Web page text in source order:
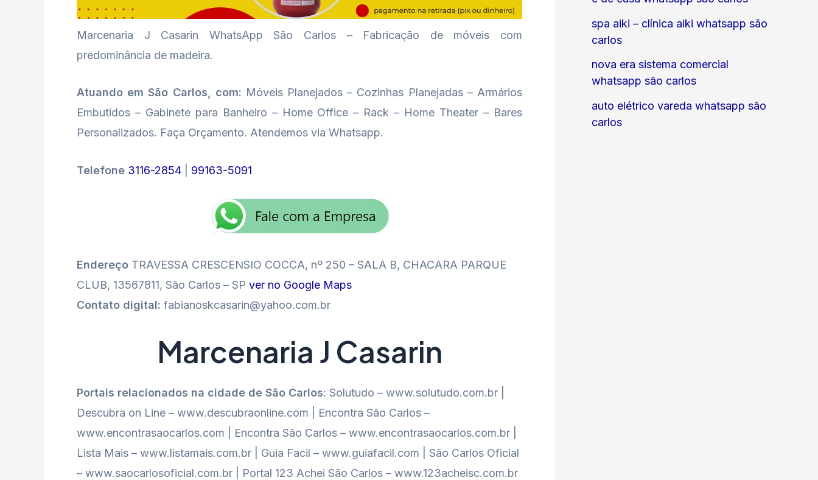
Marcenaria J Casarin WhatsApp São Carlos – Fabricação de móveis com
predominância de madeira.
Atuando em São Carlos, com: Móveis Planejados – Cozinhas Planejadas – Armários
Embutidos – Gabinete para Banheiro – Home Office – Rack – Home Theater – Bares
Personalizados. Faça Orçamento. Atendemos via Whatsapp.
Telefone 3116-2854 99163-5091
Endereço TRAVESSA CRESCENSIO COCCA, nº 250 – SALA B, CHACARA PARQUE
CLUB, 13567811, São Carlos – SP ver no Google Maps
Contato digital: fabianoskcasarin@yahoo.com.br
Marcenaria J Casarin
Portais relacionados na cidade de São Carlos: Solutudo – www.solutudo.com.br |
Descubra on Line – www.descubraonline.com | Encontra São Carlos –
www.encontrasaocarlos.com | Encontra São Carlos – www.encontrasaocarlos.com.br |
Lista Mais – www.listamais.com.br | Guia Facil – www.guiafacil.com | São Carlos Oficial
– www.saocarlosoficial.com.br | Portal 123 Achei São Carlos – www.123acheisc.com.br
spa aiki – clínica aiki whatsapp são
carlos
nova era sistema comercial
whatsapp são carlos
auto elétrico vareda whatsapp são
carlos